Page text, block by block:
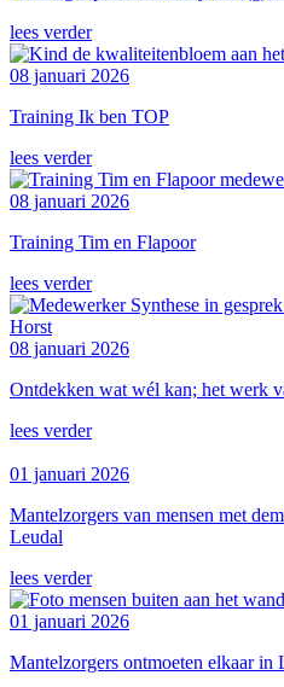
lees verder
08 januari 2026
Training Ik ben TOP
lees verder
08 januari 2026
Training Tim en Flapoor
lees verder
08 januari 2026
Ontdekken wat wél kan; het werk
lees verder
01 januari 2026
Mantelzorgers van mensen met
Leudal
lees verder
01 januari 2026
Mantelzorgers ontmoeten elkaar in